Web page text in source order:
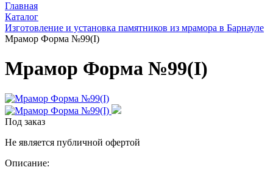
Главная
Каталог
Изготовление и установка памятников из мрамора в Барнауле
Мрамор Форма №99(I)
Мрамор Форма №99(I)
Под заказ
Не является публичной офертой
Описание: